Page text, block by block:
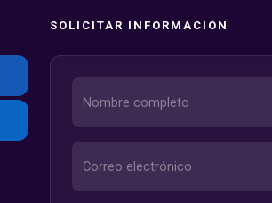
SOLICITAR INFORMACIÓN